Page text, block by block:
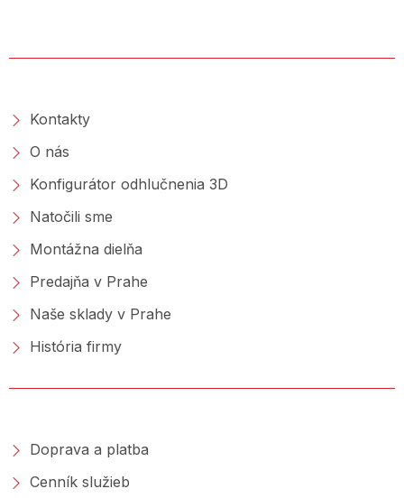
Kontakty
O nás
Konfigurátor odhlučnenia 3D
Natočili sme
Montážna dielňa
Predajňa v Prahe
Naše sklady v Prahe
História firmy
Doprava a platba
Cenník služieb